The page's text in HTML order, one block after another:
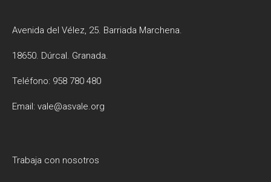
Avenida del Vélez, 25. Barriada Marchena.
18650. Dúrcal. Granada.
Teléfono: 958 780 480
Email: vale@asvale.org
Trabaja con nosotros